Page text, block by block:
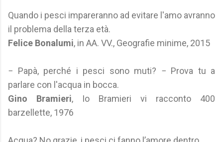
Quando i pesci impareranno ad evitare l'amo avranno
il problema della terza età.
Felice Bonalumi, in AA. VV., Geografie minime, 2015
− Papà, perché i pesci sono muti? − Prova tu a
parlare con l'acqua in bocca.
Gino Bramieri, Io Bramieri vi racconto 400
barzellette, 1976